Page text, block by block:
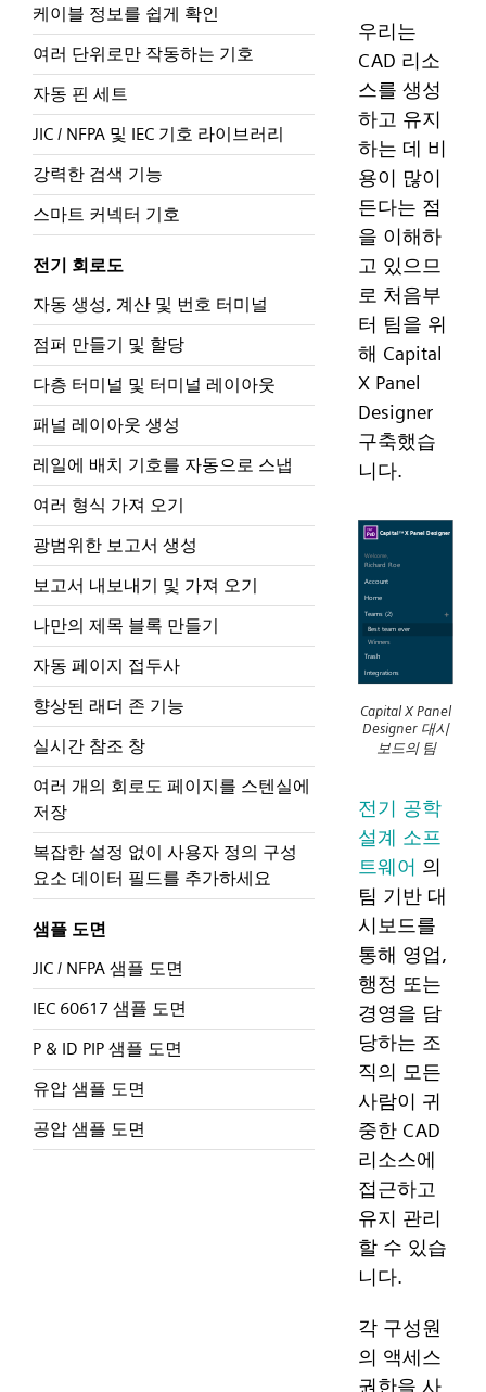
케이블 정보를 쉽게 확인
여러 단위로만 작동하는 기호
자동 핀 세트
JIC / NFPA 및 IEC 기호 라이브러리
강력한 검색 기능
스마트 커넥터 기호
전기 회로도
자동 생성, 계산 및 번호 터미널
점퍼 만들기 및 할당
다층 터미널 및 터미널 레이아웃
패널 레이아웃 생성
레일에 배치 기호를 자동으로 스냅
여러 형식 가져 오기
광범위한 보고서 생성
보고서 내보내기 및 가져 오기
나만의 제목 블록 만들기
자동 페이지 접두사
향상된 래더 존 기능
실시간 참조 창
여러 개의 회로도 페이지를 스텐실에
저장
복잡한 설정 없이 사용자 정의 구성
요소 데이터 필드를 추가하세요
샘플 도면
JIC / NFPA 샘플 도면
IEC 60617 샘플 도면
P & ID PIP 샘플 도면
유압 샘플 도면
공압 샘플 도면
우리는
CAD 리소
스를 생성
하고 유지
하는 데 비
용이 많이
든다는 점
을 이해하
고 있으므
로 처음부
터 팀을 위
해 Capital
X Panel
Designer
구축했습
니다.
Capital X Panel
Designer 대시
보드의 팀
전기 공학
설계 소프
트웨어 의
팀 기반 대
시보드를
통해 영업,
행정 또는
경영을 담
당하는 조
직의 모든
사람이 귀
중한 CAD
리소스에
접근하고
유지 관리
할 수 있습
니다.
각 구성원
의 액세스
권한을 사